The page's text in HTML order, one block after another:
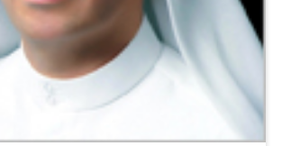
قضية مهمة، ودولة الإمارات تستثمر في
المتجددة وهي مساهمة فعالة وناجحة. وفيما
الذي أجراه الإعلامي حامد رعاب مع بيل
للدولة الأسبوع الماضي: أسباب الزيارة
في أبوظبي لو نتعرف حول سبب زيارتك